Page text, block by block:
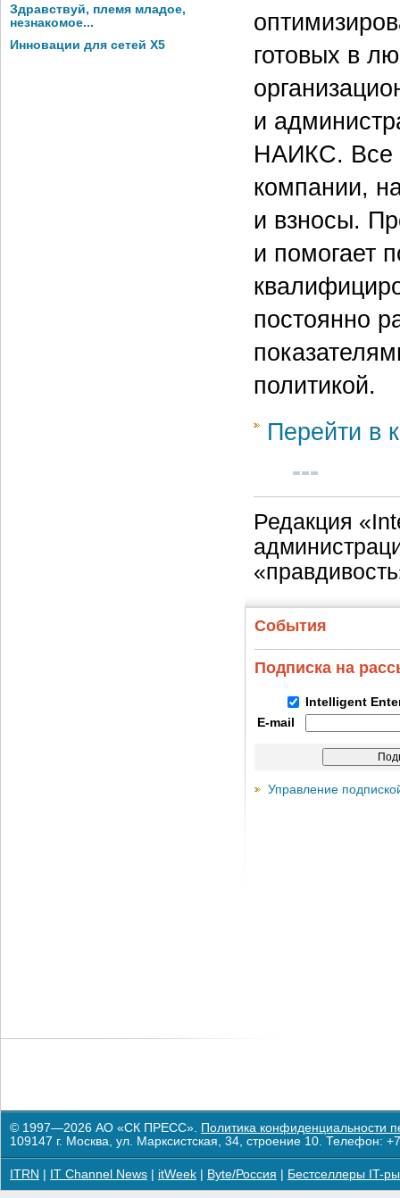
Здравствуй, племя младое,
незнакомое...
Инновации для сетей X5
готовых в
и
НАИКС. Все
компании,
и взносы.
и помогает
постоянно
политикой.
Перейти в
Редакция
События
Подписка на
Intelligent
E-mail
Управление
© 1997—2026 АО «СК ПРЕСС». Политика конфиденциальности
109147 г. Москва, ул. Марксистская, 34, строение 10. Телефон:
ITRN IT Channel News itWeek Byte/Россия Бестселлеры IT-